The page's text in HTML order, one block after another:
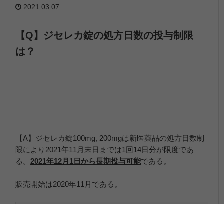
2021.03.07
【Q】ジセレカ錠の処方日数の投与制限
は？
【A】ジセレカ錠100mg, 200mgは新医薬品の処方日数制
限により2021年11月末日までは1回14日分が限度であ
る。 2021年12月1日から長期投与可能である。
販売開始は2020年11月である。